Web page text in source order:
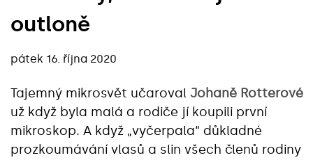
outloně
pátek 16. října 2020
Tajemný mikrosvět učaroval Johaně Rotterové
už když byla malá a rodiče jí koupili první
mikroskop. A když „vyčerpala“ důkladné
prozkoumávání vlasů a slin všech členů rodiny